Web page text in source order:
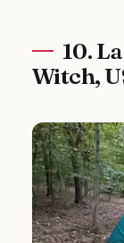
10.
Witch,